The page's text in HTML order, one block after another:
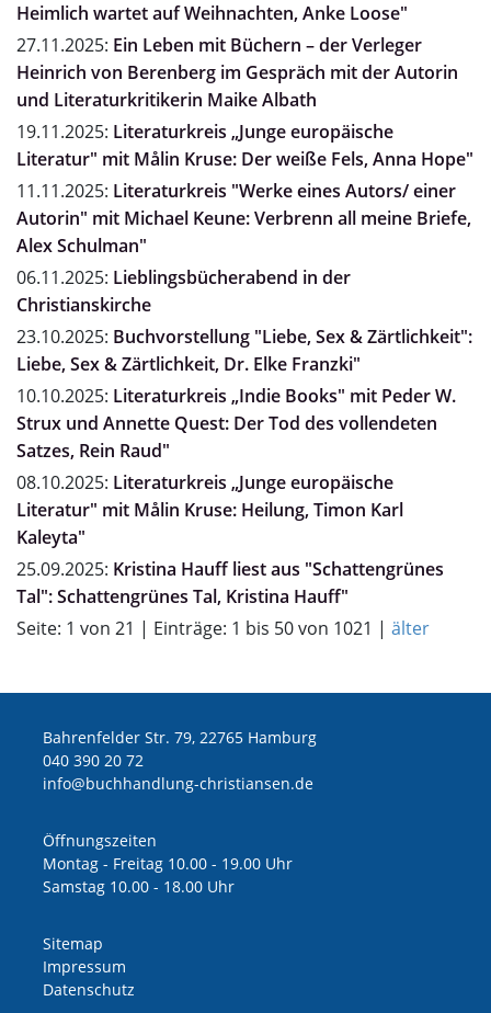
Heimlich wartet auf Weihnachten, Anke Loose"
27.11.2025: Ein Leben mit Büchern – der Verleger
Heinrich von Berenberg im Gespräch mit der Autorin
und Literaturkritikerin Maike Albath
19.11.2025: Literaturkreis „Junge europäische
Literatur" mit Målin Kruse: Der weiße Fels, Anna Hope"
11.11.2025: Literaturkreis "Werke eines Autors/ einer
Autorin" mit Michael Keune: Verbrenn all meine Briefe,
Alex Schulman"
06.11.2025: Lieblingsbücherabend in der
Christianskirche
23.10.2025: Buchvorstellung "Liebe, Sex & Zärtlichkeit":
Liebe, Sex & Zärtlichkeit, Dr. Elke Franzki"
10.10.2025: Literaturkreis „Indie Books" mit Peder W.
Strux und Annette Quest: Der Tod des vollendeten
Satzes, Rein Raud"
08.10.2025: Literaturkreis „Junge europäische
Literatur" mit Målin Kruse: Heilung, Timon Karl
Kaleyta"
25.09.2025: Kristina Hauff liest aus "Schattengrünes
Tal": Schattengrünes Tal, Kristina Hauff"
Seite: 1 von 21 | Einträge: 1 bis 50 von 1021 | älter
Bahrenfelder Str. 79, 22765 Hamburg
040 390 20 72
ed.nesnaitsirhc-gnuldnahhcub@ofni
Öffnungszeiten
Montag - Freitag 10.00 - 19.00 Uhr
Samstag 10.00 - 18.00 Uhr
Sitemap
Impressum
Datenschutz